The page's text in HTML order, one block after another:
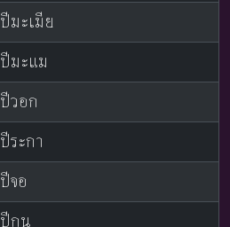
ปีมะเมีย
ปีมะแม
ปีวอก
ปีระกา
ปีจอ
ปีกุน